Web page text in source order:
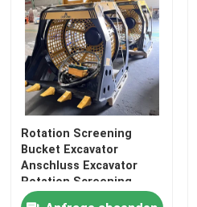
Rotation Screening
Bucket Excavator
Anschluss Excavator
Rotation Screening
Bucke Crushering